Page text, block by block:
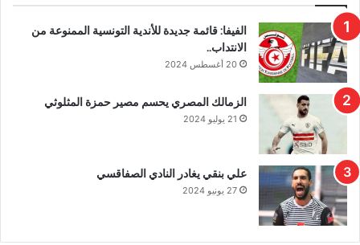
الفيفا: قائمة جديدة للأندية التونسية الممنوعة من
الانتداب..
20 أغسطس 2024
الزمالك المصري يحسم مصير حمزة المثلوثي
21 يوليو 2024
علي بنقي يغادر النادي الصفاقسي
27 يونيو 2024